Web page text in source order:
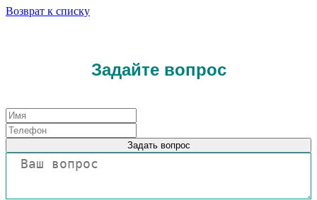
Возврат к списку
Задайте вопрос
Задать вопрос